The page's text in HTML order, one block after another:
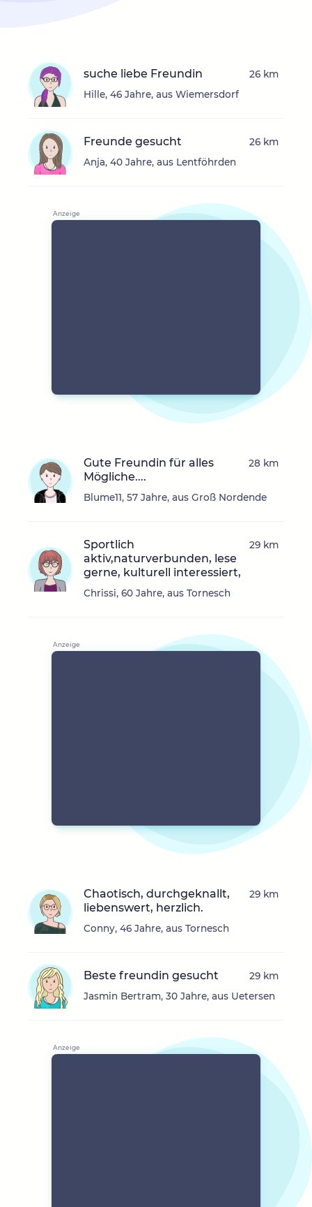
suche liebe Freundin
Hille, 46 Jahre, aus Wiemersdorf
26 km
Freunde gesucht
Anja, 40 Jahre, aus Lentföhrden
26 km
Gute Freundin für alles
Mögliche....
Blume11, 57 Jahre, aus Groß Nordende
28 km
Sportlich
aktiv,naturverbunden, lese
gerne, kulturell interessiert,
Chrissi, 60 Jahre, aus Tornesch
29 km
Chaotisch, durchgeknallt,
liebenswert, herzlich.
Conny, 46 Jahre, aus Tornesch
29 km
Beste freundin gesucht
Jasmin Bertram, 30 Jahre, aus Uetersen
29 km